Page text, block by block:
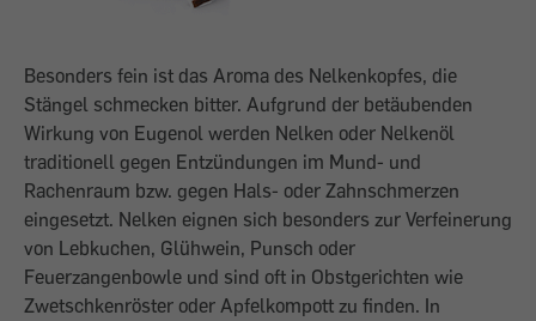
Besonders fein ist das Aroma des Nelkenkopfes, die
Stängel schmecken bitter. Aufgrund der betäubenden
Wirkung von Eugenol werden Nelken oder Nelkenöl
traditionell gegen Entzündungen im Mund- und
Rachenraum bzw. gegen Hals- oder Zahnschmerzen
eingesetzt. Nelken eignen sich besonders zur Verfeinerung
von Lebkuchen, Glühwein, Punsch oder
Feuerzangenbowle und sind oft in Obstgerichten wie
Zwetschkenröster oder Apfelkompott zu finden. In